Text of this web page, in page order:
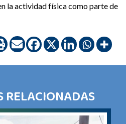
la actividad física como parte de
RELACIONADAS